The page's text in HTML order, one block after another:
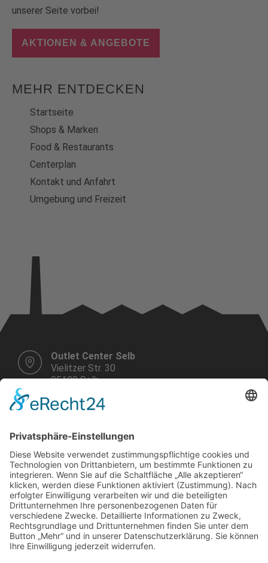
unserer Seite vorbei!
AKTIONEN & ANGEBOTE
MEHR ENTDECKEN
Startseite
Shops & Marken
Food & Restaurants
Centerplan
Kontakt und Anfahrt
Umgebung und Freizeit
Outlet Center Selb
Vielitzer Str. 30
95100 Selb
E-Mail schreiben
Montag bis Samstag
10.00 - 19.00 Uhr
Weitere Infos HIER!
Vermietung